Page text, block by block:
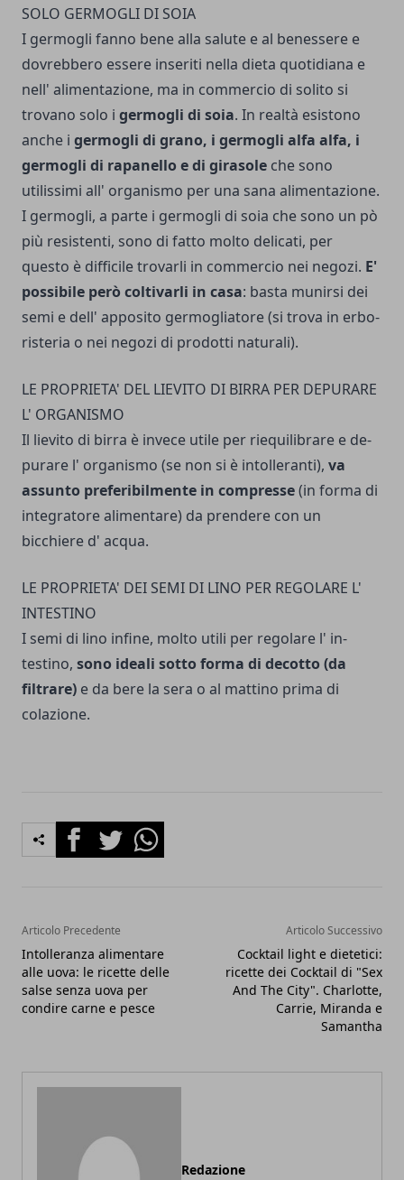
SOLO GERMOGLI DI SOIA
I germogli fan­no bene alla salute e al benessere e
dovrebbero essere inseriti nella dieta quotidiana e
nell' alimentazione, ma in commercio di solito si
trovano solo i germogli di soia. In realtà esistono
anche i germogli di grano, i germogli alfa alfa, i
germogli di rapanello e di girasole che sono
utilissimi all' organismo per una sana alimentazione.
I germogli, a parte i germogli di soia che sono un pò
più resistenti, sono di fatto molto delicati, per
questo è diffi­cile trovarli in commercio nei negozi. E'
possibile però coltivarli in casa: basta mu­nirsi dei
semi e dell' apposi­to germogliatore (si trova in erbo­
risteria o nei negozi di pro­dotti naturali).
LE PROPRIETA' DEL LIEVITO DI BIRRA PER DEPURARE
L' ORGANISMO
Il lievito di birra è invece utile per riequilibrare e de­
purare l' organismo (se non si è intolleranti), va
assunto preferibilmente in compresse(in forma di
integratore alimentare) da pren­dere con un
bicchiere d' ac­qua.
LE PROPRIETA' DEI SEMI DI LINO PER REGOLARE L'
INTESTINO
I semi di lino infine, molto utili per regolare l' in­
testino, sono ideali sotto forma di decotto (da
filtra­re) e da bere la sera o al mattino prima di
colazione.
FacebookTwitterWhatsapp
Articolo Precedente
Intolleranza alimentare
alle uova: le ricette delle
salse senza uova per
condire carne e pesce
Articolo Successivo
Cocktail light e dietetici:
ricette dei Cocktail di "Sex
And The City". Charlotte,
Carrie, Miranda e
Samantha
Redazione